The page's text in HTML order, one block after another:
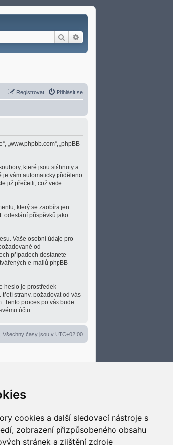
cookies a další sledovací nástroje s
zobrazení přizpůsobeného obsahu
stránek a zjištění zdroje
Hledat
Přihlásit se
Registrovat
„www.phpbb.com“, „phpBB
které jsou stáhnuty a
je vám automaticky přiděleno
již přečetli, což vede
který se zaobírá jen
odeslání příspěvků jako
Vaše osobní údaje pro
od
případech dostanete
e-mailů phpBB
heslo je prostředek
strany, požadovat od vás
Tento proces po vás bude
účtu.
Všechny časy jsou v UTC+02:00